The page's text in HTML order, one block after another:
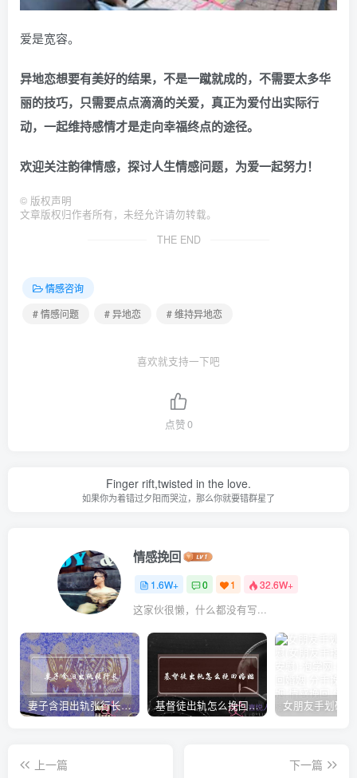
爱是宽容。
异地恋想要有美好的结果，不是一蹴就成的，不需要太多华
丽的技巧，只需要点点滴滴的关爱，真正为爱付出实际行
动，一起维持感情才是走向幸福终点的途径。
欢迎关注韵律情感，探讨人生情感问题，为爱一起努力！
© 版权声明
文章版权归作者所有，未经允许请勿转载。
THE END
情感咨询
# 情感问题
# 异地恋 # 维持异地恋
喜欢就支持一下吧
点赞0
Finger rift,twisted in the love.
如果你为着错过夕阳而哭泣，那么你就要错群星了
情感挽回
1.6W+ 0 1 32.6W+
这家伙很懒，什么都没有写...
妻子含泪出轨张行长 她说全都是因为家中 基督徒出轨怎么挽回婚姻(基督徒面对出轨婚姻)
上一篇
下一篇